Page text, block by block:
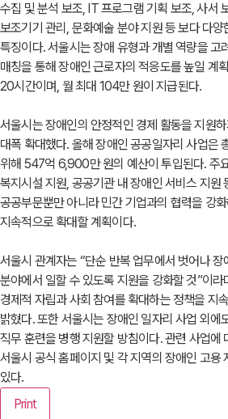
수집 및 분석 보조, IT 프로그램 기획 보조, 사서
보조기기 관리, 문화예술 분야 지원 등 보다 다양
특징이다. 서울시는 장애 유형과 개별 역량을 고
매칭을 통해 장애인 근로자의 적응도를 높일 계
20시간이며, 월 최대 104만 원이 지급된다.
서울시는 장애인의 안정적인 경제 활동을 지원
대폭 확대했다. 올해 장애인 공공일자리 사업은
위해 547억 6,900만 원의 예산이 투입된다. 주
복지시설 지원, 공공기관 내 장애인 서비스 지원
공공부문뿐만 아니라 민간 기업과의 협력을 강
지속적으로 확대할 계획이다.
서울시 관계자는 “단순 반복 업무에서 벗어나 장
분야에서 일할 수 있도록 지원을 강화할 것”이라
경제적 자립과 사회 참여를 확대하는 정책을 지
밝혔다. 또한 서울시는 장애인 일자리 사업 외에
직무 훈련을 병행 지원할 방침이다. 관련 사업에
서울시 공식 홈페이지 및 각 지역의 장애인 고용
있다.
Print